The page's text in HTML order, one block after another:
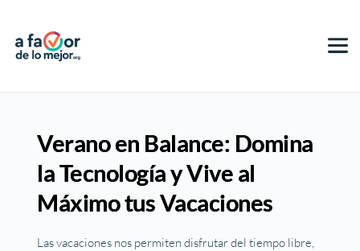
Verano en Balance: Domina
la Tecnología y Vive al
Máximo tus Vacaciones
Las vacaciones nos permiten disfrutar del tiempo libre,